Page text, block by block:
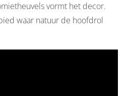
vormt het decor.
waar natuur de hoofdrol